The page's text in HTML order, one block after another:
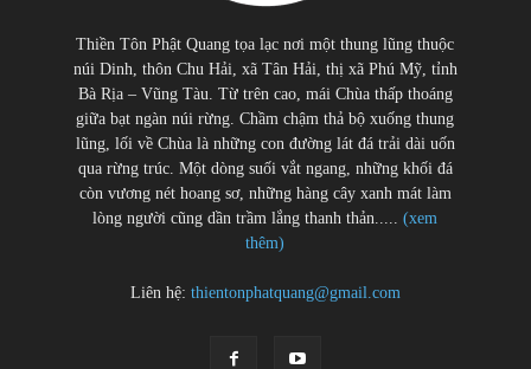
Thiền Tôn Phật Quang tọa lạc nơi một thung lũng thuộc
núi Dinh, thôn Chu Hải, xã Tân Hải, thị xã Phú Mỹ, tỉnh
Bà Rịa – Vũng Tàu. Từ trên cao, mái Chùa thấp thoáng
giữa bạt ngàn núi rừng. Chầm chậm thả bộ xuống thung
lũng, lối về Chùa là những con đường lát đá trải dài uốn
qua rừng trúc. Một dòng suối vắt ngang, những khối đá
còn vương nét hoang sơ, những hàng cây xanh mát làm
lòng người cũng dần trầm lắng thanh thản.....(xem
thêm)
Liên hệ: thientonphatquang@gmail.com